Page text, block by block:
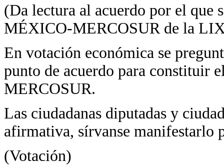
(Da lectura al acuerdo por el que
MÉXICO-MERCOSUR de la
En votación económica se
punto de acuerdo para constituir
MERCOSUR.
Las ciudadanas diputadas y
afirmativa, sírvanse manifestarlo
(Votación)